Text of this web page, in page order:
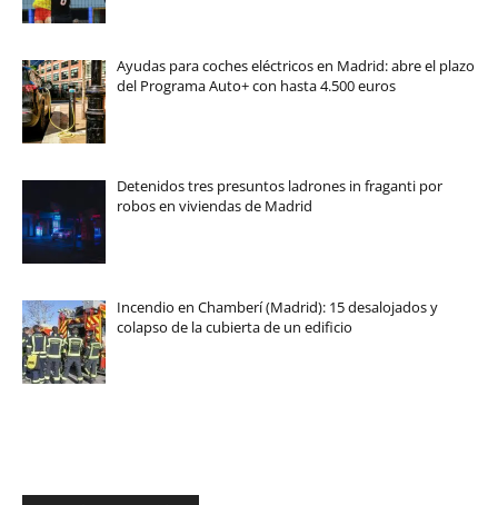
Ayudas para coches eléctricos en Madrid: abre el plazo
del Programa Auto+ con hasta 4.500 euros
Detenidos tres presuntos ladrones in fraganti por
robos en viviendas de Madrid
Incendio en Chamberí (Madrid): 15 desalojados y
colapso de la cubierta de un edificio